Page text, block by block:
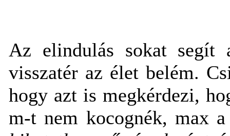
Az elindulás sokat segít
visszatér az élet belém.
hogy azt is megkérdezi,
m-t nem kocognék, max